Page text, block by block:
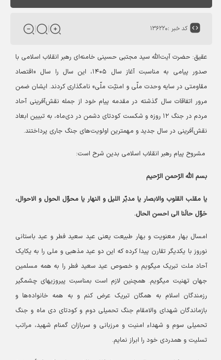
کد خبر :۱۳۶۲۲۰
عقیق: حضرت آیت‌الله سید مجتبی حسینی خامنه‌ای رهبر انقلاب اسلامی با
صدور پیامی به مناسبت آغاز سال ۱۴۰۵، این سال را سال «اقتصاد
مقاومتی در سایه وحدت ملّی و امنیّت ملّی» نامگذاری کردند. ایشان ضمن
مرور اتفاقات سال گذشته در مقدمه پیام خود از جمله نقش‌آفرینی آحاد
مردم در جنگ ۱۲ روزه و شکست کودتای دشمن در دی‌ماه، به تبیین ابعاد
نقش‌آفرینی در سال جدید و مهمترین اولویت‌های جنگ جاری پرداختند.
مشروح پیام رهبر انقلاب اسلامی بدین شرح است:
بسم الله الرّحمن الرّحیم
یا مقلب القلوب والابصار یا مدبّر اللیل و النهار یا محوِّل الحول و الاحوال،
حَوِّل حالَنا الی احسن الحال.
امسال بهار معنویت و بهار طبیعت یعنی عید سعید فطر و عید باستانی
نوروز با یکدیگر تقارن پیدا کرده که این دو عید مذهبی و ملی را به یکایک
آحاد ملت تبریک میگویم و خصوص عید سعید فطر را به همه مسلمین
جهان تهنیت میگویم. همچنین لازم است بمناسبت پیروزیهای چشمگیر
رزمندگان اسلام به همگان تبریک عرض کنم و به همه خانواده‌ها و
بازماندگان شهدای والامقام جنگ تحمیلی دوم و کودتای دی‌ ماه و جنگ
تحمیلی سوم و شهداء امنیت و مرزبانی و سربازان گمنام شهید، مراتب
تسلیت و همدردی خود را ابراز نمایم.